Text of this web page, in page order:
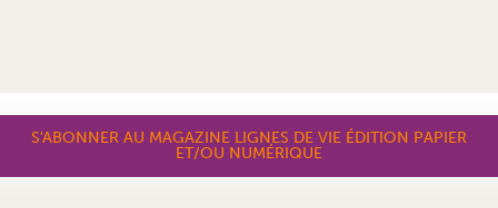
S'ABONNER AU MAGAZINE LIGNES DE VIE ÉDITION PAPIER
ET/OU NUMÉRIQUE